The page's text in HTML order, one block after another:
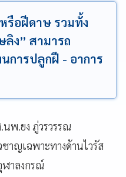
รือฝีดาษ รวมทั้ง
ง” สามารถ
การปลูกฝี - อาการ
พ.ยง ภู่วรวรรณ
าญเฉพาะทางด้านไวรัส
าลงกรณ์